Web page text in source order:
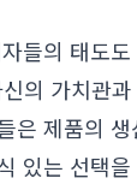
들의 태도도
의 가치관
은 제품의
있는 선택